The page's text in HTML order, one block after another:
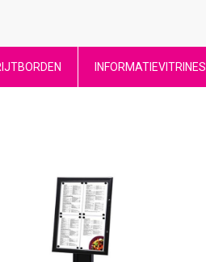
INFORMATIEVITRINES